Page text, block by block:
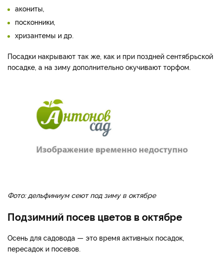
акониты,
посконники,
хризантемы и др.
Посадки накрывают так же, как и при поздней сентябрьской
посадке, а на зиму дополнительно окучивают торфом.
Фото: дельфиниум сеют под зиму в октябре
Подзимний посев цветов в октябре
Осень для садовода — это время активных посадок,
пересадок и посевов.